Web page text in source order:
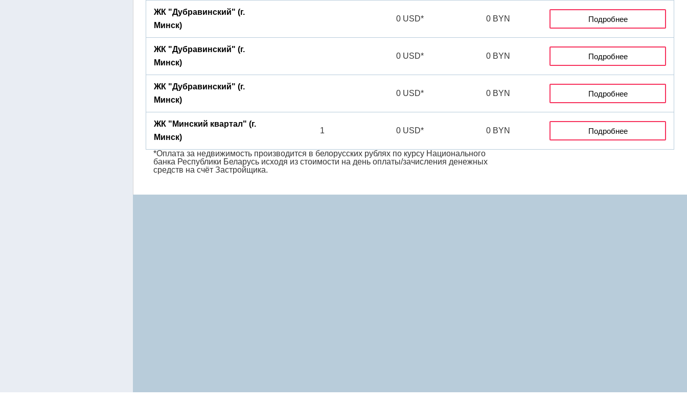
ЖК "Дубравинский" (г.
Минск)
0 USD* 0 BYN Подробнее
ЖК "Дубравинский" (г.
Минск)
0 USD* 0 BYN Подробнее
ЖК "Дубравинский" (г.
Минск)
0 USD* 0 BYN Подробнее
ЖК "Минский квартал" (г.
Минск)
1 0 USD* 0 BYN Подробнее
*Оплата за недвижимость производится в белорусских рублях по курсу Национального
банка Республики Беларусь исходя из стоимости на день оплаты/зачисления денежных
средств на счёт Застройщика.